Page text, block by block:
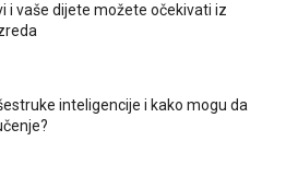
i vaše dijete možete očekivati ​​iz
inteligencije i kako mogu da